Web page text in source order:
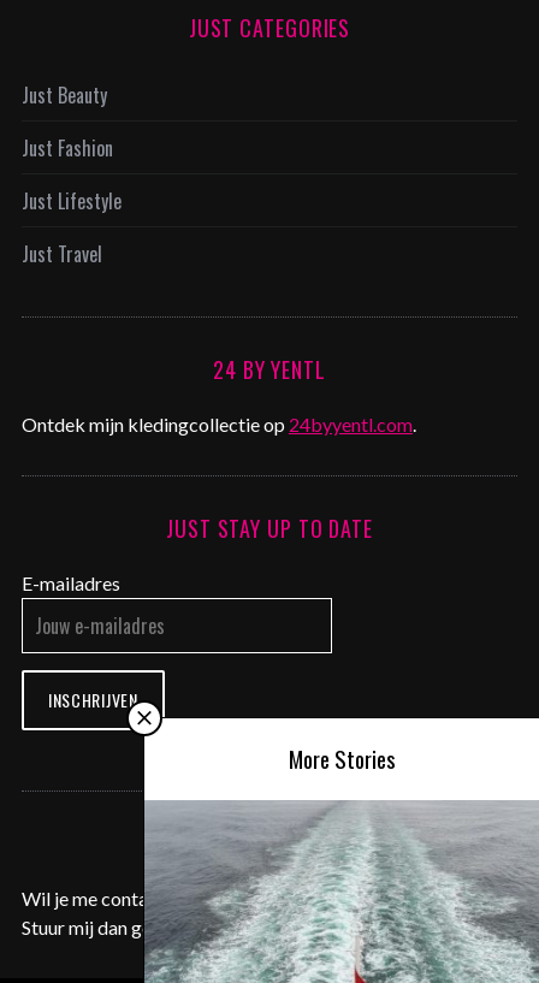
More Stories
JUST CATEGORIES
Just Beauty
Just Fashion
Just Lifestyle
Just Travel
24 BY YENTL
Ontdek mijn kledingcollectie op 24byyentl.com.
JUST STAY UP TO DATE
E-mailadres
INSCHRIJVEN
CONTACT ME
Wil je me contacteren voor een samenwerking of aanvraag?
Stuur mij dan gerust een e-mail opcontact@justyentl.com.